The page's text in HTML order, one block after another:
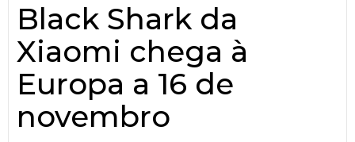
Black Shark da
Xiaomi chega à
Europa a 16 de
novembro